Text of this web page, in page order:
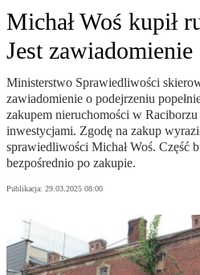
Michał Woś kupił
Jest
Ministerstwo Sprawiedliwości
zawiadomienie o podejrzeniu
zakupem nieruchomości w
inwestycjami. Zgodę na zakup
sprawiedliwości Michał Woś. Część
bezpośrednio po zakupie.
Publikacja: 29.03.2025 08:00